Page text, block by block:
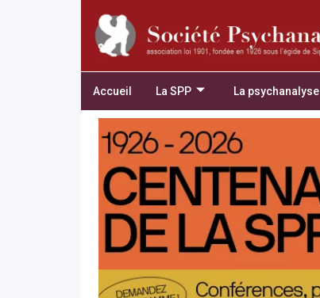
Accueil La SPP La psychanalyse